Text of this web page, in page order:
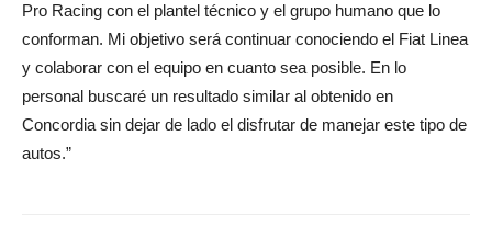
Pro Racing con el plantel técnico y el grupo humano que lo
conforman. Mi objetivo será continuar conociendo el Fiat Linea
y colaborar con el equipo en cuanto sea posible. En lo
personal buscaré un resultado similar al obtenido en
Concordia sin dejar de lado el disfrutar de manejar este tipo de
autos.”